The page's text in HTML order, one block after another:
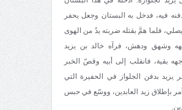
فيه، فدخل به البستان وجعل يحفر
فلما همَّ بقتله ضربته يدُ من الهوى
وشهق ودهش، فرآه خالد بن يزيد
بقية، فانقلب إلى أبيه وقصّ الخبر
يزيد بدفن الجلواز في الحفيرة التي
بإطلاق زيد العابدين، ووسّع في حبس